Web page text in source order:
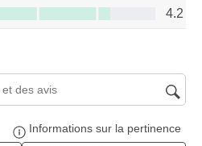
4.2 sur 5
4.2
et d'avis
Informations sur la pertinence